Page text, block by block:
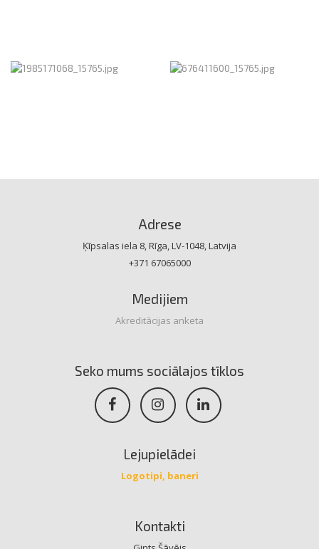
Adrese
Ķīpsalas iela 8, Rīga, LV-1048, Latvija
+371 67065000
Medijiem
Akreditācijas anketa
Seko mums sociālajos tīklos
Lejupielādei
Logotipi, baneri
Kontakti